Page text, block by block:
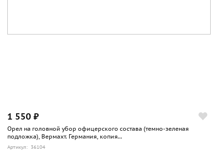
1 550 ₽
Орел на головной убор офицерского состава (темно-зеленая
подложка), Вермахт. Германия, копия...
Артикул: 36104